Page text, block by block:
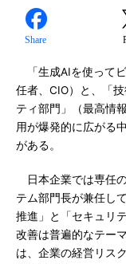
Share
「生成AIを使って
任者、CIO）と、「
ティ部門」（最高情
用が爆発的に広がる
がある。
日本企業では専任
テム部門長が兼任し
推進」と「セキュリ
改善は普遍的なテー
は、企業の経営リス